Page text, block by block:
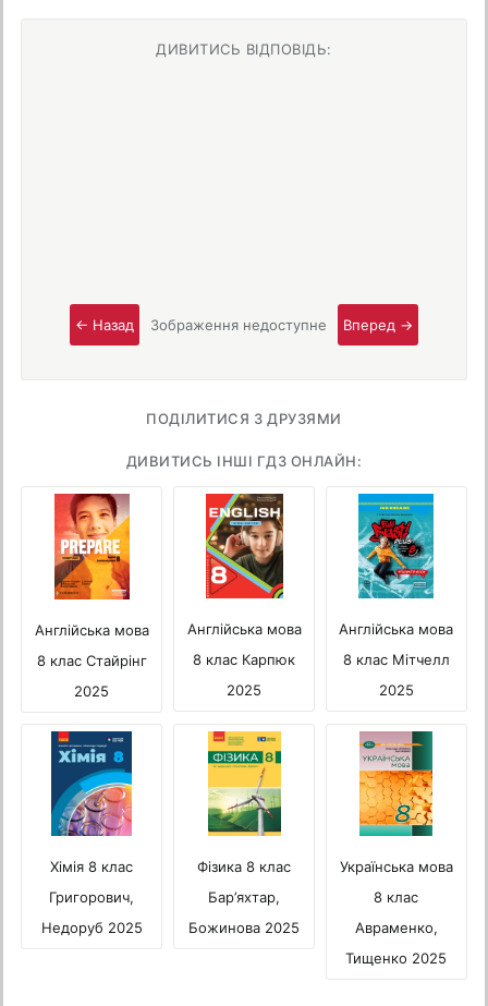
ДИВИТИСЬ ВІДПОВІДЬ:
← Назад Зображення недоступне Вперед →
ПОДІЛИТИСЯ З ДРУЗЯМИ
ДИВИТИСЬ ІНШІ ГДЗ ОНЛАЙН:
Англійська мова
8 клас Стайрінг
2025
Англійська мова
8 клас Карпюк
2025
Англійська мова
8 клас Мітчелл
2025
Хімія 8 клас
Григорович,
Недоруб 2025
Фізика 8 клас
Бар’яхтар,
Божинова 2025
Українська мова
8 клас
Авраменко,
Тищенко 2025